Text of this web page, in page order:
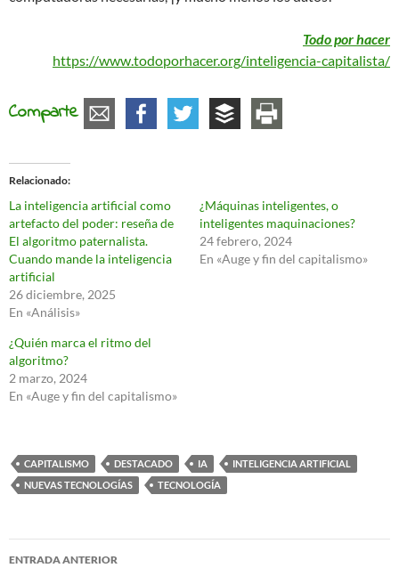
Todo por hacer
https://www.todoporhacer.org/inteligencia-capitalista/
Comparte
Relacionado
La inteligencia artificial como
artefacto del poder: reseña de
El algoritmo paternalista.
Cuando mande la inteligencia
artificial
26 diciembre, 2025
En «Análisis»
¿Máquinas inteligentes, o
inteligentes maquinaciones?
24 febrero, 2024
En «Auge y fin del capitalismo»
¿Quién marca el ritmo del
algoritmo?
2 marzo, 2024
En «Auge y fin del capitalismo»
CAPITALISMO DESTACADO IA
INTELIGENCIA ARTIFICIAL
NUEVAS TECNOLOGÍAS
TECNOLOGÍA
Navegación
ENTRADA ANTERIOR